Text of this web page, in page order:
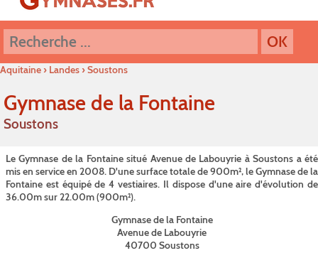
Aquitaine› Landes›Soustons
Gymnase de la Fontaine
Soustons
Le Gymnase de la Fontaine situé Avenue de Labouyrie à Soustons a été
mis en service en 2008. D'une surface totale de 900m², le Gymnase de la
Fontaine est équipé de 4 vestiaires. Il dispose d'une aire d'évolution de
36.00m sur 22.00m (900m²).
Gymnase de la Fontaine
Avenue de Labouyrie
40700 Soustons